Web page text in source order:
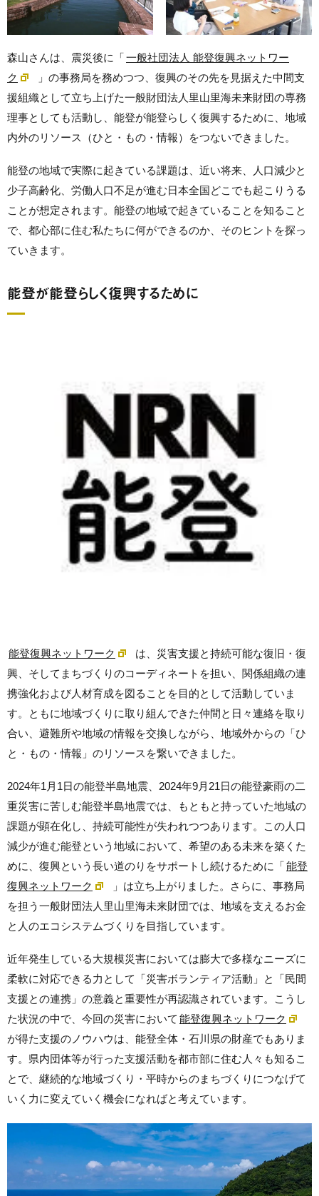
森山さんは、震災後に「一般社団法人 能登復興ネットワー
ク
」の事務局を務めつつ、復興のその先を見据えた中間支
援組織として立ち上げた一般財団法人里山里海未来財団の専務
理事としても活動し、能登が能登らしく復興するために、地域
内外のリソース（ひと・もの・情報）をつないできました。
能登の地域で実際に起きている課題は、近い将来、人口減少と
少子高齢化、労働人口不足が進む日本全国どこでも起こりうる
ことが想定されます。能登の地域で起きていることを知ること
で、都心部に住む私たちに何ができるのか、そのヒントを探っ
ていきます。
能登が能登らしく復興するために
能登復興ネットワーク
は、災害支援と持続可能な復旧・復
興、そしてまちづくりのコーディネートを担い、関係組織の連
携強化および人材育成を図ることを目的として活動していま
す。ともに地域づくりに取り組んできた仲間と日々連絡を取り
合い、避難所や地域の情報を交換しながら、地域外からの「ひ
と・もの・情報」のリソースを繋いできました。
2024年1月1日の能登半島地震、2024年9月21日の能登豪雨の二
重災害に苦しむ能登半島地震では、もともと持っていた地域の
課題が顕在化し、持続可能性が失われつつあります。この人口
減少が進む能登という地域において、希望のある未来を築くた
めに、復興という長い道のりをサポートし続けるために「能登
復興ネットワーク
」は立ち上がりました。さらに、事務局
を担う一般財団法人里山里海未来財団では、地域を支えるお金
と人のエコシステムづくりを目指しています。
近年発生している大規模災害においては膨大で多様なニーズに
柔軟に対応できる力として「災害ボランティア活動」と「民間
支援との連携」の意義と重要性が再認識されています。こうし
た状況の中で、今回の災害において 能登復興ネットワーク
が得た支援のノウハウは、能登全体・石川県の財産でもありま
す。県内団体等が行った支援活動を都市部に住む人々も知るこ
とで、継続的な地域づくり・平時からのまちづくりにつなげて
いく力に変えていく機会になればと考えています。